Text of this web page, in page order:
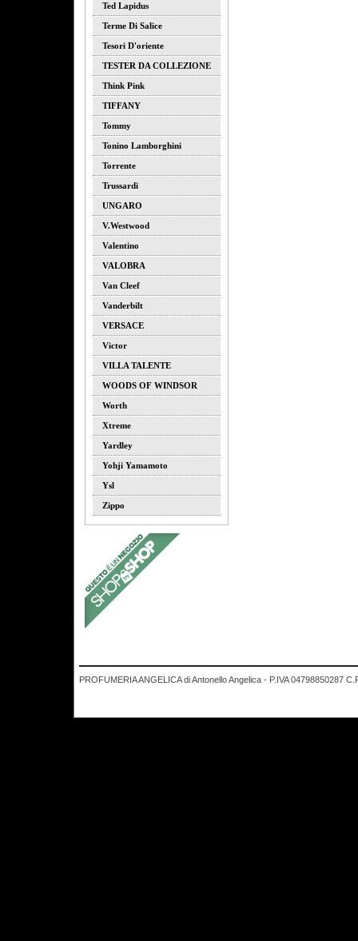
Ted Lapidus
Terme Di Salice
Tesori D'oriente
TESTER DA COLLEZIONE
Think Pink
TIFFANY
Tommy
Tonino Lamborghini
Torrente
Trussardi
UNGARO
V.westwood
Valentino
VALOBRA
Van Cleef
Vanderbilt
VERSACE
Victor
VILLA TALENTE
WOODS OF WINDSOR
Worth
Xtreme
Yardley
Yohji Yamamoto
Ysl
Zippo
PROFUMERIA ANGELICA di Antonello Angelica - P.IVA 04798850287